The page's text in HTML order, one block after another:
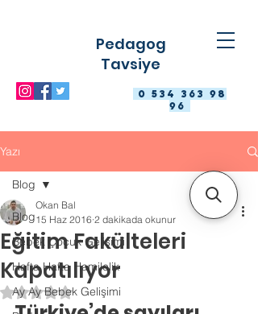
0 534 363 98
96
Pedagog
Tavsiye
Yazı
Blog
Bebek Çocuk Gelişimi
Hafta Hafta Hamilelik
Ay Ay Bebek Gelişimi
Blog
Eğitim Fakülteleri
Kapatılıyor
Okan Bal
15 Haz 2016 2 dakikada okunur
5 üzerinden NaN yıldız